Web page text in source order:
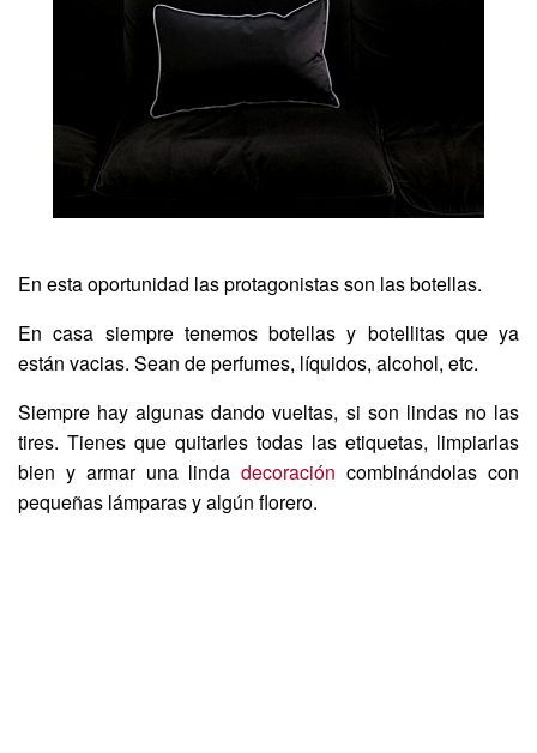
En esta oportunidad las protagonistas son las botellas.
En casa siempre tenemos botellas y botellitas que ya
están vacias. Sean de perfumes, líquidos, alcohol, etc.
Siempre hay algunas dando vueltas, si son lindas no las
tires. Tienes que quitarles todas las etiquetas, limpiarlas
bien y armar una lindadecoración combinándolas con
pequeñas lámparas y algún florero.